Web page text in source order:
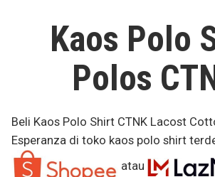
Kaos Polo
Polos
Beli Kaos Polo Shirt CTNK Lacost
Esperanza di toko kaos polo shirt
atau